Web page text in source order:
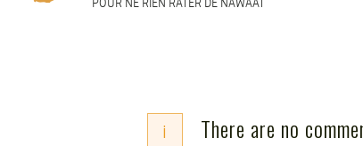
POUR NE RIEN RATER DE NAWAAT
i There are no